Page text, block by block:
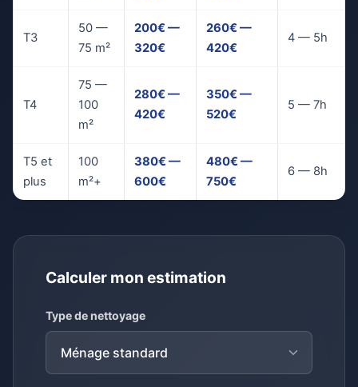
T3
50 —
75 m²
200€ —
320€
260€ —
420€
4 — 5h
T4
75 —
100
m²
280€ —
420€
350€ —
520€
5 — 7h
T5 et
plus
100
m²+
380€ —
600€
480€ —
750€
6 — 8h
Calculer mon estimation
Type de nettoyage